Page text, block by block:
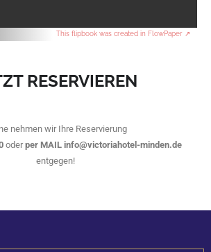
This flipbook was created in FlowPaper ↗
RESERVIEREN
nehmen wir Ihre Reservierung
oderper MAIL info@victoriahotel-minden.de
entgegen!